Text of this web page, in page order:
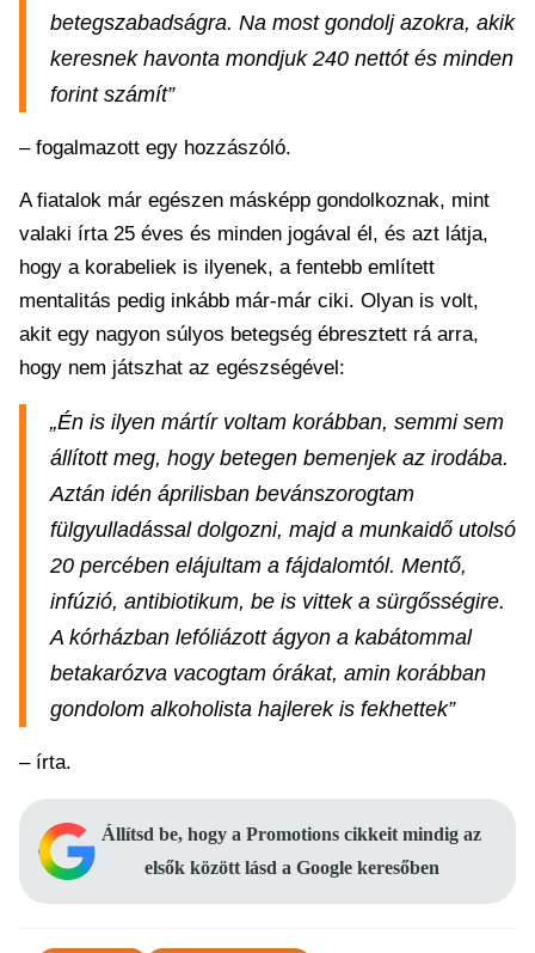
betegszabadságra. Na most gondolj azokra, akik
keresnek havonta mondjuk 240 nettót és minden
forint számít”
– fogalmazott egy hozzászóló.
A fiatalok már egészen másképp gondolkoznak, mint
valaki írta 25 éves és minden jogával él, és azt látja,
hogy a korabeliek is ilyenek, a fentebb említett
mentalitás pedig inkább már-már ciki. Olyan is volt,
akit egy nagyon súlyos betegség ébresztett rá arra,
hogy nem játszhat az egészségével:
„Én is ilyen mártír voltam korábban, semmi sem
állított meg, hogy betegen bemenjek az irodába.
Aztán idén áprilisban bevánszorogtam
fülgyulladással dolgozni, majd a munkaidő utolsó
20 percében elájultam a fájdalomtól. Mentő,
infúzió, antibiotikum, be is vittek a sürgősségire.
A kórházban lefóliázott ágyon a kabátommal
betakarózva vacogtam órákat, amin korábban
gondolom alkoholista hajlerek is fekhettek”
– írta.
Állítsd be, hogy a Promotions cikkeit mindig az
elsők között lásd a Google keresőben